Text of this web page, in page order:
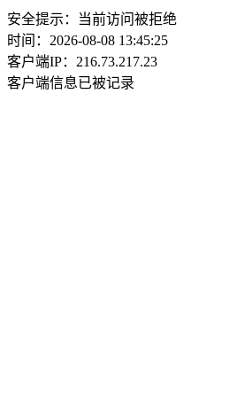
安全提示：当前访问被拒绝
时间：2026-08-08 13:45:25
客户端IP：216.73.217.23
客户端信息已被记录